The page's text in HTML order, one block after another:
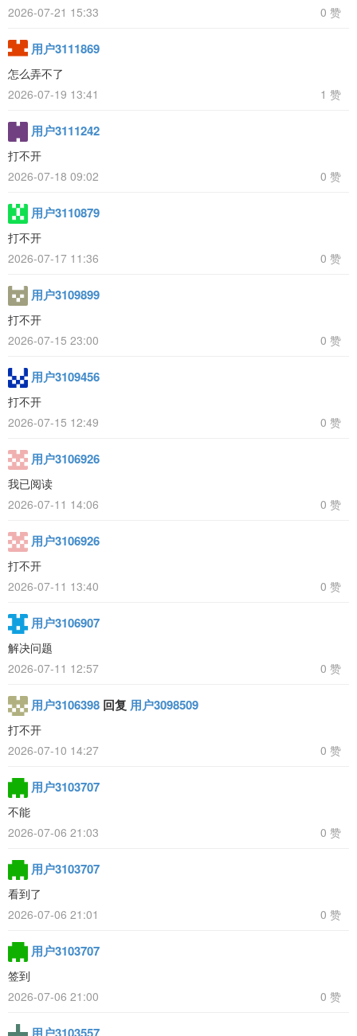
2026-07-21 15:33
0 赞
用户3111869
怎么弄不了
2026-07-19 13:41
1 赞
用户3111242
打不开
2026-07-18 09:02
0 赞
用户3110879
打不开
2026-07-17 11:36
0 赞
用户3109899
打不开
2026-07-15 23:00
0 赞
用户3109456
打不开
2026-07-15 12:49
0 赞
用户3106926
我已阅读
2026-07-11 14:06
0 赞
用户3106926
打不开
2026-07-11 13:40
0 赞
用户3106907
解决问题
2026-07-11 12:57
0 赞
用户3106398 回复 用户3098509
打不开
2026-07-10 14:27
0 赞
用户3103707
不能
2026-07-06 21:03
0 赞
用户3103707
看到了
2026-07-06 21:01
0 赞
用户3103707
签到
2026-07-06 21:00
0 赞